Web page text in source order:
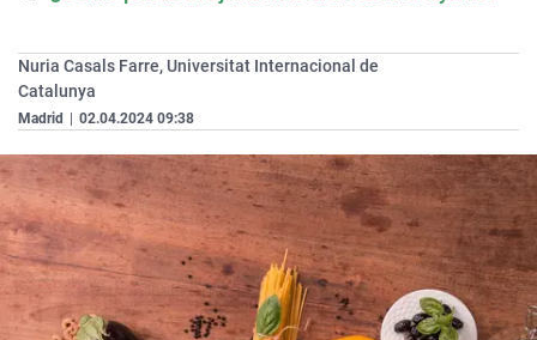
Nuria Casals Farre, Universitat Internacional de
Catalunya
Madrid 02.04.2024 09:38